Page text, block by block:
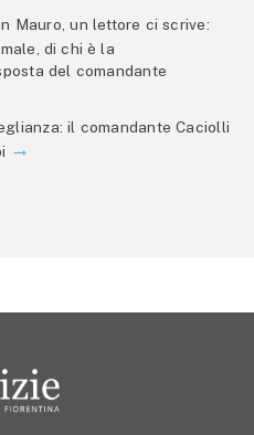
Mauro, un lettore ci scrive:
di chi è la
del comandante
il comandante Caciolli